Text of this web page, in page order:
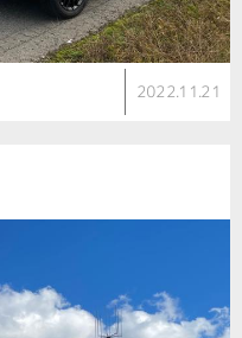
2022.11.21